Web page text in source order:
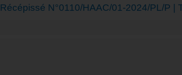
Récépissé N°0110/HAAC/01-2024/PL/P |